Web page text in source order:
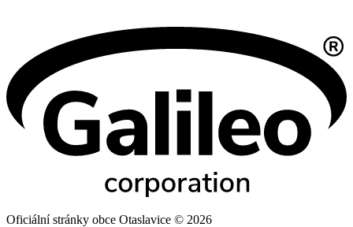
Oficiální stránky obce Otaslavice © 2026